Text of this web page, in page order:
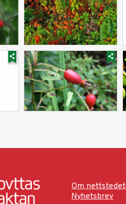
Om nettstedet
Nyhetsbrev